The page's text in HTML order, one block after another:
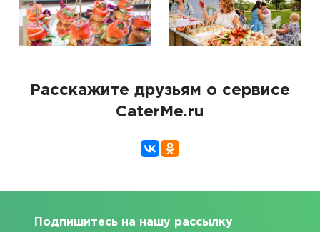
Расскажите друзьям о сервисе
CaterMe.ru
Подпишитесь на нашу рассылку